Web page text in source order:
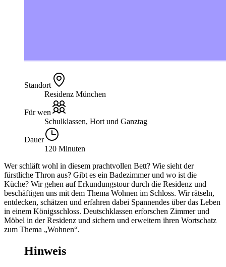
Standort
Residenz München
Für wen
Schulklassen, Hort und Ganztag
Dauer
120 Minuten
Wer schläft wohl in diesem prachtvollen Bett? Wie sieht der
fürstliche Thron aus? Gibt es ein Badezimmer und wo ist die
Küche? Wir gehen auf Erkundungstour durch die Residenz und
beschäftigen uns mit dem Thema Wohnen im Schloss. Wir rätseln,
entdecken, schätzen und erfahren dabei Spannendes über das Leben
in einem Königsschloss. Deutschklassen erforschen Zimmer und
Möbel in der Residenz und sichern und erweitern ihren Wortschatz
zum Thema „Wohnen“.
Hinweis